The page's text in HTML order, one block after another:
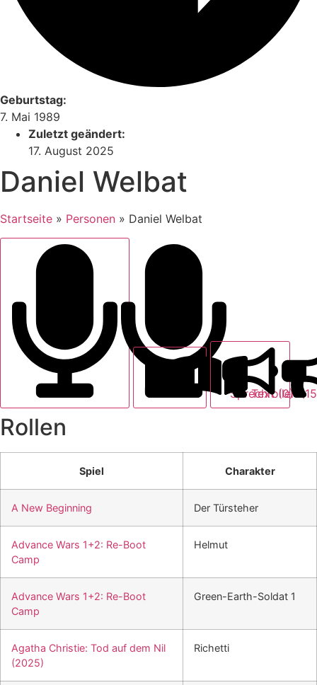
Geburtstag:
7. Mai 1989
Zuletzt geändert:
17. August 2025
Daniel Welbat
Startseite » Personen » Daniel Welbat
Text (0)
Rollen
Spiel Charakter
A New Beginning Der Türsteher
Advance Wars 1+2: Re-Boot
Camp
Helmut
Advance Wars 1+2: Re-Boot
Camp
Green-Earth-Soldat 1
Agatha Christie: Tod auf dem Nil
(2025)
Richetti